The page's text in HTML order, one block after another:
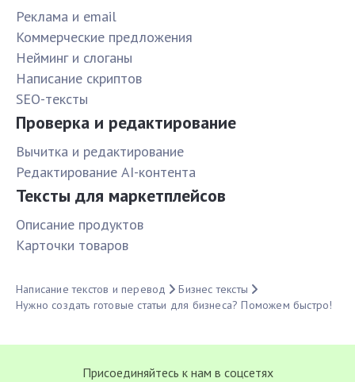
Реклама и email
Коммерческие предложения
Нейминг и слоганы
Написание скриптов
SEO-тексты
Проверка и редактирование
Вычитка и редактирование
Редактирование AI-контента
Тексты для маркетплейсов
Описание продуктов
Карточки товаров
Написание текстов и перевод
Бизнес тексты
Нужно создать готовые статьи для бизнеса? Поможем быстро!
Присоединяйтесь к нам в соцсетях